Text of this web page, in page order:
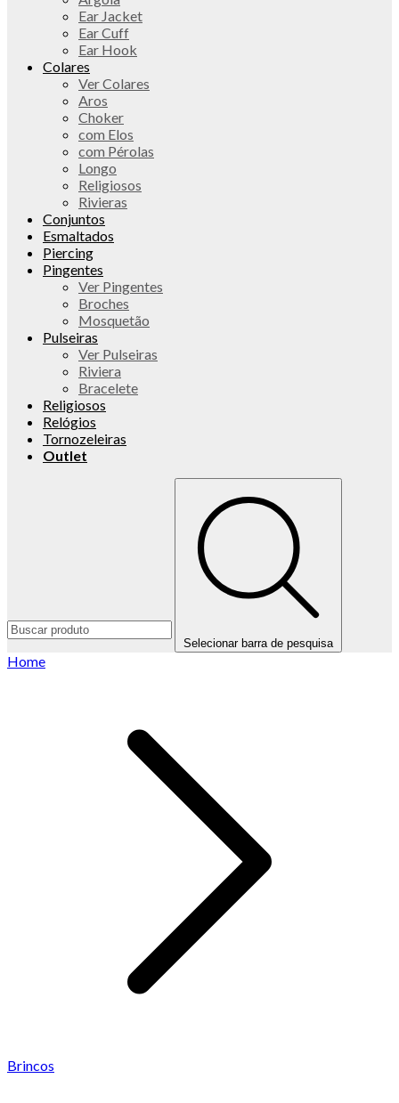
Ear Jacket
Ear Cuff
Ear Hook
Colares
Ver Colares
Aros
Choker
com Elos
com Pérolas
Longo
Religiosos
Rivieras
Conjuntos
Esmaltados
Piercing
Pingentes
Ver Pingentes
Broches
Mosquetão
Pulseiras
Ver Pulseiras
Riviera
Bracelete
Religiosos
Relógios
Tornozeleiras
Outlet
Selecionar barra de pesquisa
Home
Brincos